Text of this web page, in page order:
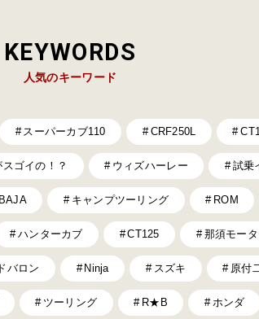
KEYWORDS
人気のキーワード
スーパーカブ110 CRF250L
ゴイの！？ ウィズハーレー 試乗
キャンプツーリング ROM
ハンターカブ CT125 那須モー
バロン Ninja スズキ 原付
ツーリング R★B ホンダ